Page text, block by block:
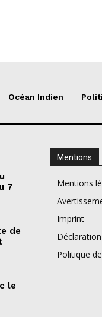
Océan Indien
7
de
le
Mentions
Mentions
Imprint
Politique